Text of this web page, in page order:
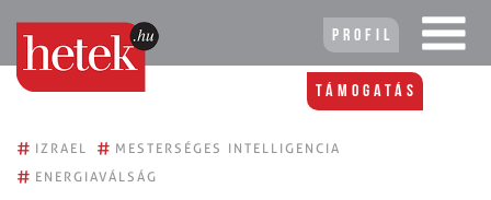
Profil
Támogatás
# IZRAEL # MESTERSÉGES INTELLIGENCIA
# ENERGIAVÁLSÁG